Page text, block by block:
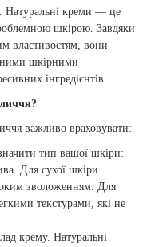
. Натуральні креми — це
шкірою. Завдяки
властивостям, вони
шкірними
інгредієнтів.
важливо враховувати:
тип вашої шкіри:
Для сухої шкіри
зволоженням. Для
текстурами, які не
крему. Натуральні